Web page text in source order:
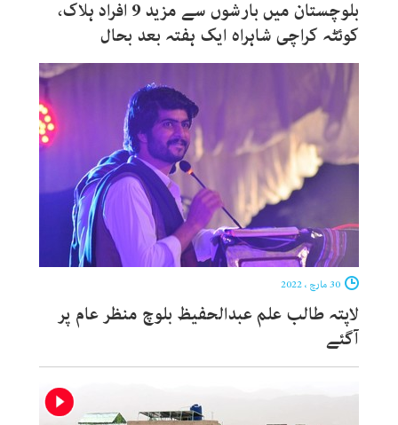
بلوچستان میں بارشوں سے مزید 9 افراد ہلاک،
کوئٹہ کراچی شاہراہ ایک ہفتہ بعد بحال
لاپتہ طالب علم عبدالحفیظ بلوچ منظر عام پر
آگئے